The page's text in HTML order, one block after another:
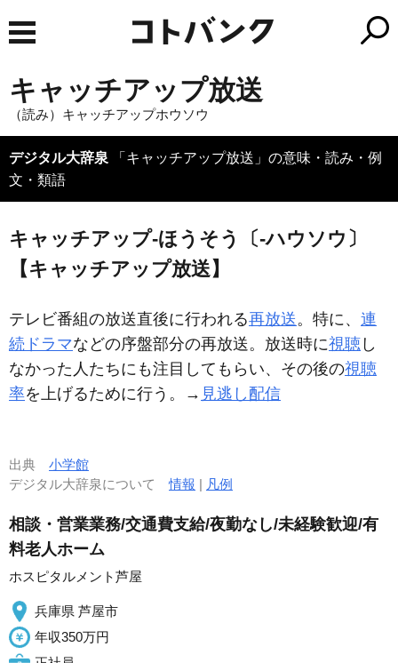
キャッチアップ放送
（読み）キャッチアップホウソウ
デジタル大辞泉 「キャッチアップ放送」の意味・読み・例
文・類語
キャッチアップ‐ほうそう〔‐ハウソウ〕
【キャッチアップ放送】
テレビ番組の放送直後に行われる再放送。特に、 連
続ドラマなどの序盤部分の再放送。放送時に視聴 し
なかった人たちにも注目してもらい、その後の視聴
率を上げるために行う。→ 見逃し配信
出典 小学館
デジタル大辞泉について情報 | 凡例
相談・営業業務/交通費支給/夜勤なし/未経験歓迎/有
料老人ホーム
ホスピタルメント芦屋
兵庫県 芦屋市
年収350万円